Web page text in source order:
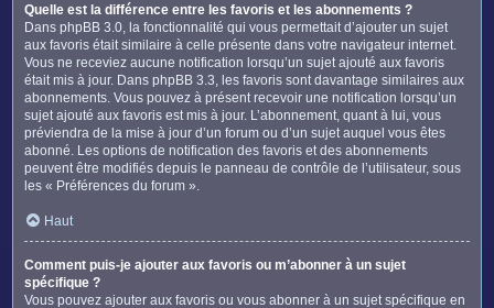
Quelle est la différence entre les favoris et les abonnements ?
Dans phpBB 3.0, la fonctionnalité qui vous permettait d’ajouter un sujet
aux favoris était similaire à celle présente dans votre navigateur internet.
Vous ne receviez aucune notification lorsqu’un sujet ajouté aux favoris
était mis à jour. Dans phpBB 3.3, les favoris sont davantage similaires aux
abonnements. Vous pouvez à présent recevoir une notification lorsqu’un
sujet ajouté aux favoris est mis à jour. L’abonnement, quant à lui, vous
préviendra de la mise à jour d’un forum ou d’un sujet auquel vous êtes
abonné. Les options de notification des favoris et des abonnements
peuvent être modifiés depuis le panneau de contrôle de l’utilisateur, sous
les « Préférences du forum ».
Haut
Comment puis-je ajouter aux favoris ou m’abonner à un sujet
spécifique ?
Vous pouvez ajouter aux favoris ou vous abonner à un sujet spécifique en